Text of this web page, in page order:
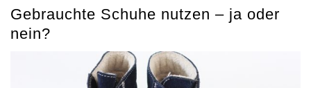
Gebrauchte Schuhe nutzen – ja oder
nein?